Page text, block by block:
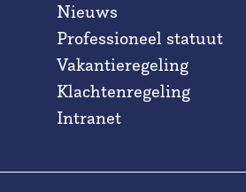
Nieuws
Professioneel statuut
Vakantieregeling
Klachtenregeling
Intranet